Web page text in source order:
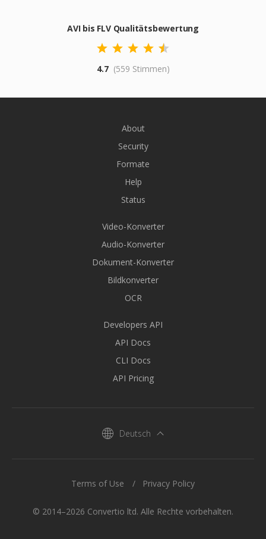
AVI bis FLV Qualitätsbewertung
4.7 (559 Stimmen)
About
Security
Formate
Help
Status
Video-Konverter
Audio-Konverter
Dokument-Konverter
Bildkonverter
OCR
Developers API
API Docs
CLI Docs
API Pricing
Deutsch
© 2014–2026 Convertio ltd. Alle Rechte vorbehalten.
Terms of Use Privacy Policy